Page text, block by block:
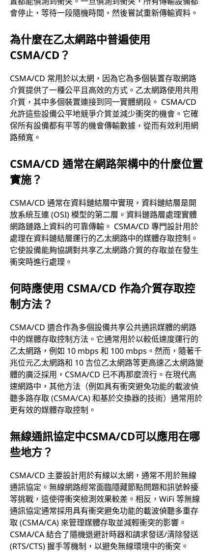
感
知
多
路
存
取
並
處
理
網
路
中
的
衝
突
？
會停止，等待一段隨機時間，然後嘗試重新傳輸資料。
為什麼在乙太網路中普遍使用
CSMA/CD？
CSMA/CD 常用於以太網，因為它為多個裝置存取網路
介質提供了一種公平且高效的方式。乙太網路使用共用
介質，其中多個裝置連接到同一實體網段。 CSMA/CD
允許這些設備公平地競爭介質並減少衝突的機會。它確
保所有設備都有平等的機會傳輸數據，從而有效利用網
路頻寬。
CSMA/CD 通常在網路架構中的什麼位置
實施？
CSMA/CD 通常在資料鏈結層中實現，資料鏈結層是開
放系統互連 (OSI) 模型的第二層。資料鏈路層處理實體
網路鏈路上資料的可靠傳輸。 CSMA/CD 專門設計用於
處理在資料鏈結層運行的乙太網路中的媒體存取控制。
它使設備能夠協調對共享乙太網路介質的存取並在發生
衝突時進行處理。
何時應使用 CSMA/CD 作為介質存取控
制方法？
CSMA/CD 適合作為多個設備共享公共通訊媒體的網路
中的媒體存取控制方法。它通常用於以較低速度運行的
乙太網路，例如 10 mbps 和 100 mbps。然而，隨著千
兆位元乙太網路和 10 吉位乙太網路等更高速乙太網路變
體的廣泛採用，CSMA/CD 已不再那麼流行。在現代高
速網路中，其他方法（例如具有衝突避免功能的載波偵
聽多路存取 (CSMA/CA) 和基於交換器的技術）通常用於
更有效的媒體存取控制。
無線通訊協定中CSMA/CD可以應用在哪
些地方？
CSMA/CD 主要設計用於有線以太網，通常不用於無線
通訊協定。無線網路經常面臨隱藏節點問題和訊號幹擾
等挑戰，這使得衝突檢測效果較差。相反，WiFi 等無線
通訊協定通常採用具有衝突避免功能的載波偵聽多重存
取 (CSMA/CA) 來管理媒體存取並減輕衝突的影響。
CSMA/CA 結合了隨機退避計時器和請求發送/清除發送
(RTS/CTS) 握手等機制，以避免無線環境中的衝突。